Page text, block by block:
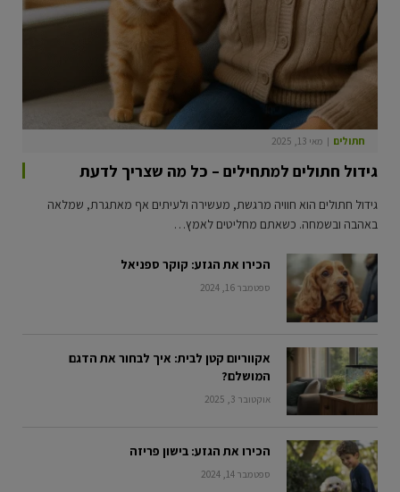
חתולים מאי 13, 2025
גידול חתולים למתחילים – כל מה שצריך לדעת
גידול חתולים הוא חוויה מרגשת, מעשירה ולעיתים אף מאתגרת, שמלאה
באהבה ובשמחה. כשאתם מחליטים לאמץ…
הכירו את הגזע: קוקר ספניאל
ספטמבר 16, 2024
אקווריום קטן לבית: איך לבחור את הדגם
המושלם?
אוקטובר 3, 2025
הכירו את הגזע: בישון פריזה
ספטמבר 14, 2024